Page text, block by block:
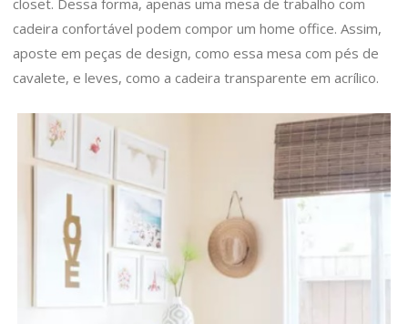
closet. Dessa forma, apenas uma mesa de trabalho com
cadeira confortável podem compor um home office. Assim,
aposte em peças de design, como essa mesa com pés de
cavalete, e leves, como a cadeira transparente em acrílico.